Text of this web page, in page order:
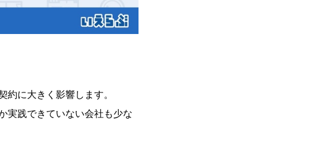
に大きく影響します。
実践できていない会社も少な